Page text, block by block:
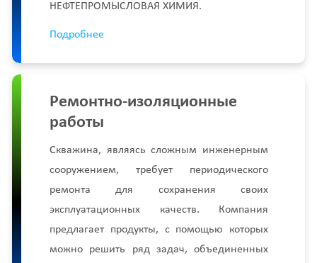
НЕФТЕПРОМЫСЛОВАЯ ХИМИЯ.
Подробнее
Ремонтно-изоляционные
работы
Скважина, являясь сложным инженерным
сооружением, требует периодического
ремонта для сохранения своих
эксплуатационных качеств. Компания
предлагает продукты, с помощью которых
можно решить ряд задач, объединенных